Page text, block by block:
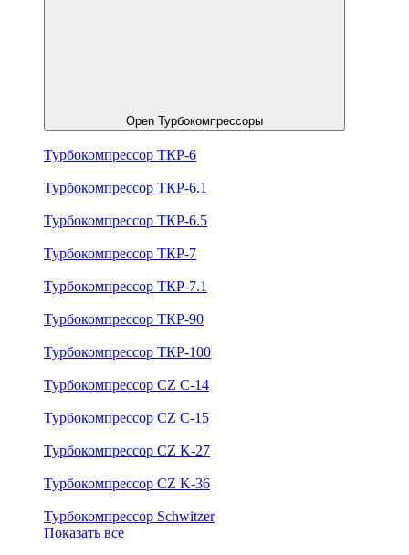
Open Турбокомпрессоры
Турбокомпрессор ТКР-6
Турбокомпрессор ТКР-6.1
Турбокомпрессор ТКР-6.5
Турбокомпрессор ТКР-7
Турбокомпрессор ТКР-7.1
Турбокомпрессор ТКР-90
Турбокомпрессор ТКР-100
Турбокомпрессор CZ C-14
Турбокомпрессор CZ C-15
Турбокомпрессор CZ K-27
Турбокомпрессор CZ K-36
Турбокомпрессор Schwitzer
Показать все